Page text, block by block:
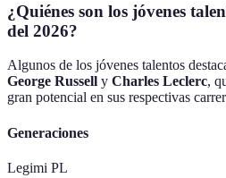
¿Quiénes son los jóvenes
del 2026?
Algunos de los jóvenes talentos
George Russell y Charles Leclerc,
gran potencial en sus respectivas
Generaciones
Legimi PL